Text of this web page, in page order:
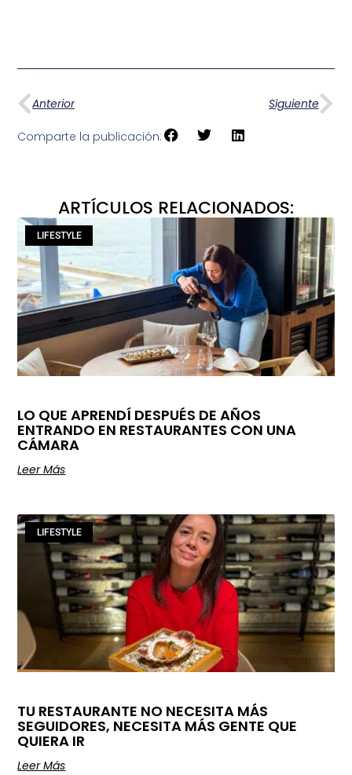
Anterior Siguiente
Comparte la publicación:
ARTÍCULOS RELACIONADOS:
LIFESTYLE
LO QUE APRENDÍ DESPUÉS DE AÑOS
ENTRANDO EN RESTAURANTES CON UNA
CÁMARA
Leer Más
LIFESTYLE
TU RESTAURANTE NO NECESITA MÁS
SEGUIDORES, NECESITA MÁS GENTE QUE
QUIERA IR
Leer Más